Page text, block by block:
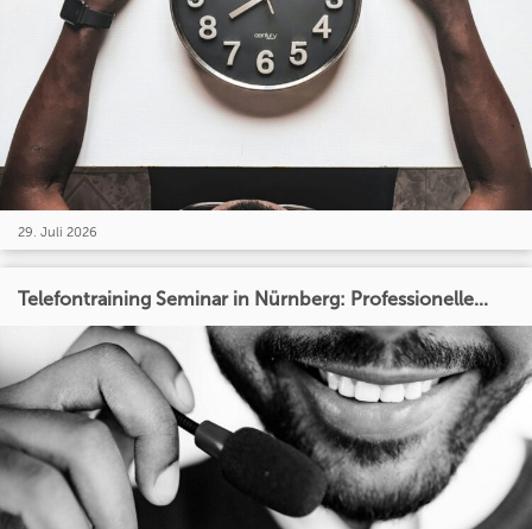
29. Juli 2026
Telefontraining Seminar in Nürnberg: Professionelle...